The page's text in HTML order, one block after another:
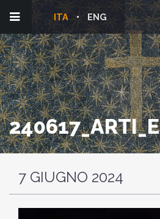
ENG
ITA
240617_ARTI_E
7 GIUGNO 2024